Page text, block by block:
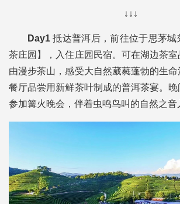
↓↓↓
Day1抵达普洱后，前往位于思茅城
茶庄园】，入住庄园民宿。可在湖边茶
由漫步茶山，感受大自然葳蕤蓬勃的生
餐厅品尝用新鲜茶叶制成的普洱茶宴。晚
参加篝火晚会，伴着虫鸣鸟叫的自然之音